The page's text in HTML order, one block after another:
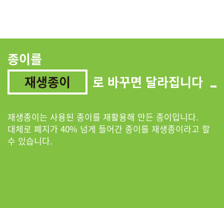
종이를
재생종이
로 바꾸면 달라집니다
재생종이는 사용된 종이를 재활용해 만든 종이입니다.
대체로 폐지가 40% 넘게 들어간 종이를 재생종이라고 할
수 있습니다.